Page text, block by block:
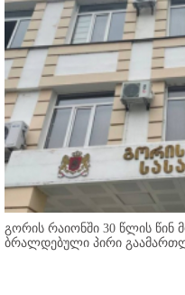
გორის რაიონში 30 წლის
ბრალდებული პირი